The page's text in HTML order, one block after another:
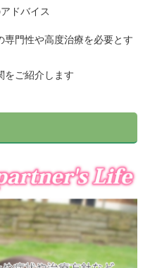
ドバイス
門性や高度治療を必要とす
をご紹介します